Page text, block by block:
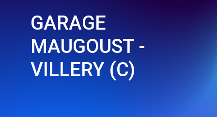
GARAGE
MAUGOUST -
VILLERY (C)